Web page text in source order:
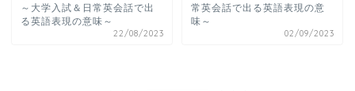
～大学入試＆日常英会話で出
る英語表現の意味～
22/08/2023
常英会話で出る英語表現の意
味～
02/09/2023